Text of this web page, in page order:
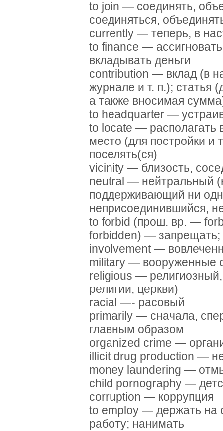
to join — соединять,
соединяться,
currently — теперь, в
to finance —
вкладывать деньги
contribution — вклад (в
журнале и т. п.); статья
а также вносимая
to headquarter —
to locate — располагать
место (для постройки и
поселять(ся)
vicinity — близость,
neutral — нейтральный
поддерживающий ни
неприсоединившийся,
to forbid (прош. вр. —
forbidden) — запрещать;
involvement —
military — вооруженные
religious —
религии, церкви)
racial —- расовый
primarily — сначала,
главным образом
organized crime —
illicit drug production —
money laundering —
child pornography —
corruption — коррупция
to employ — держать на
работу; нанимать